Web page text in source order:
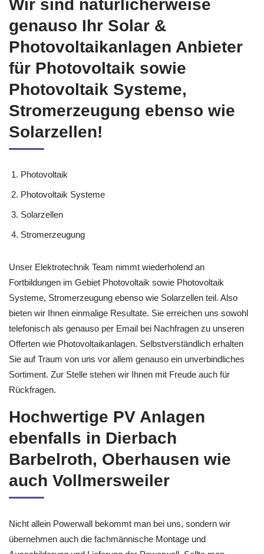
Wir sind natürlicherweise
genauso Ihr Solar &
Photovoltaikanlagen Anbieter
für Photovoltaik sowie
Photovoltaik Systeme,
Stromerzeugung ebenso wie
Solarzellen!
Photovoltaik
Photovoltaik Systeme
Solarzellen
Stromerzeugung
Unser Elektrotechnik Team nimmt wiederholend an
Fortbildungen im Gebiet Photovoltaik sowie Photovoltaik
Systeme, Stromerzeugung ebenso wie Solarzellen teil. Also
bieten wir Ihnen einmalige Resultate. Sie erreichen uns sowohl
telefonisch als genauso per Email bei Nachfragen zu unseren
Offerten wie Photovoltaikanlagen. Selbstverständlich erhalten
Sie auf Traum von uns vor allem genauso ein unverbindliches
Sortiment. Zur Stelle stehen wir Ihnen mit Freude auch für
Rückfragen.
Hochwertige PV Anlagen
ebenfalls in Dierbach
Barbelroth, Oberhausen wie
auch Vollmersweiler
Nicht allein Powerwall bekommt man bei uns, sondern wir
übernehmen auch die fachmännische Montage und